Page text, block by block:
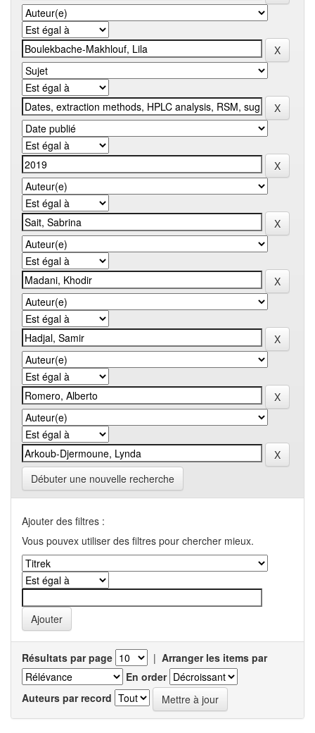
Débuter une nouvelle recherche
Ajouter des filtres :
Vous pouvex utiliser des filtres pour chercher mieux.
Résultats par page | Arranger les items par
En order
Auteurs par record